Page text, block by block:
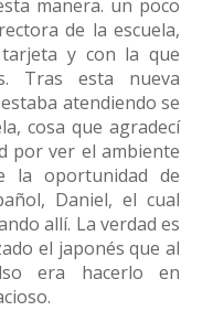
manera. un poco
de la escuela,
y con la que
Tras esta nueva
atendiendo se
cosa que agradecí
por ver el ambiente
la oportunidad de
Daniel, el cual
allí. La verdad es
el japonés que al
era hacerlo en